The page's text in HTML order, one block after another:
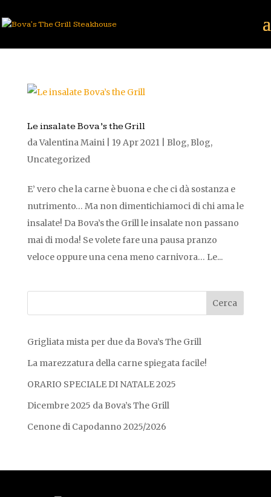
Le insalate Bova’s the Grill
daValentina Maini| 19 Apr 2021| Blog, Blog,
Uncategorized
E’ vero che la carne è buona e che ci dà sostanza e
nutrimento… Ma non dimentichiamoci di chi ama le
insalate! Da Bova’s the Grill le insalate non passano
mai di moda! Se volete fare una pausa pranzo
veloce oppure una cena meno carnivora… Le...
Grigliata mista per due da Bova’s The Grill
La marezzatura della carne spiegata facile!
ORARIO SPECIALE DI NATALE 2025
Dicembre 2025 da Bova’s The Grill
Cenone di Capodanno 2025/2026